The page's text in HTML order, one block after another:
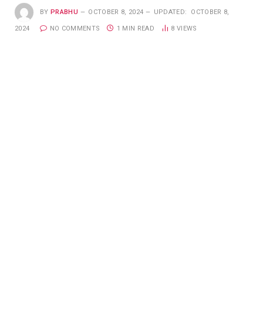
BY PRABHU OCTOBER 8, 2024 UPDATED: OCTOBER 8,
2024 NO COMMENTS 1 MIN READ 8 VIEWS